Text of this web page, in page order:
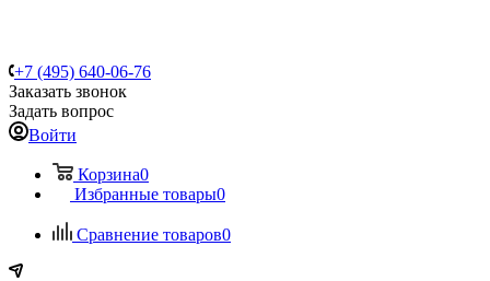
+7 (495) 640-06-76
Заказать звонок
Задать вопрос
Войти
Корзина0
Избранные товары0
Сравнение товаров0